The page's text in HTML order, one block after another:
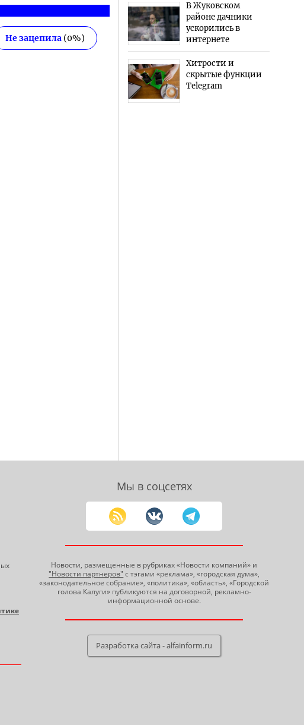
Не зацепила (0%)
В Жуковском
районе дачники
ускорились в
интернете
Хитрости и
скрытые функции
Telegram
Мы в соцсетях
Новости, размещенные в рубриках «Новости компаний» и
"Новости партнеров" с тэгами «реклама», «городская дума»,
«законодательное собрание», «политика», «область», «Городской
голова Калуги» публикуются на договорной, рекламно-
информационной основе.
Разработка сайта - alfainform.ru